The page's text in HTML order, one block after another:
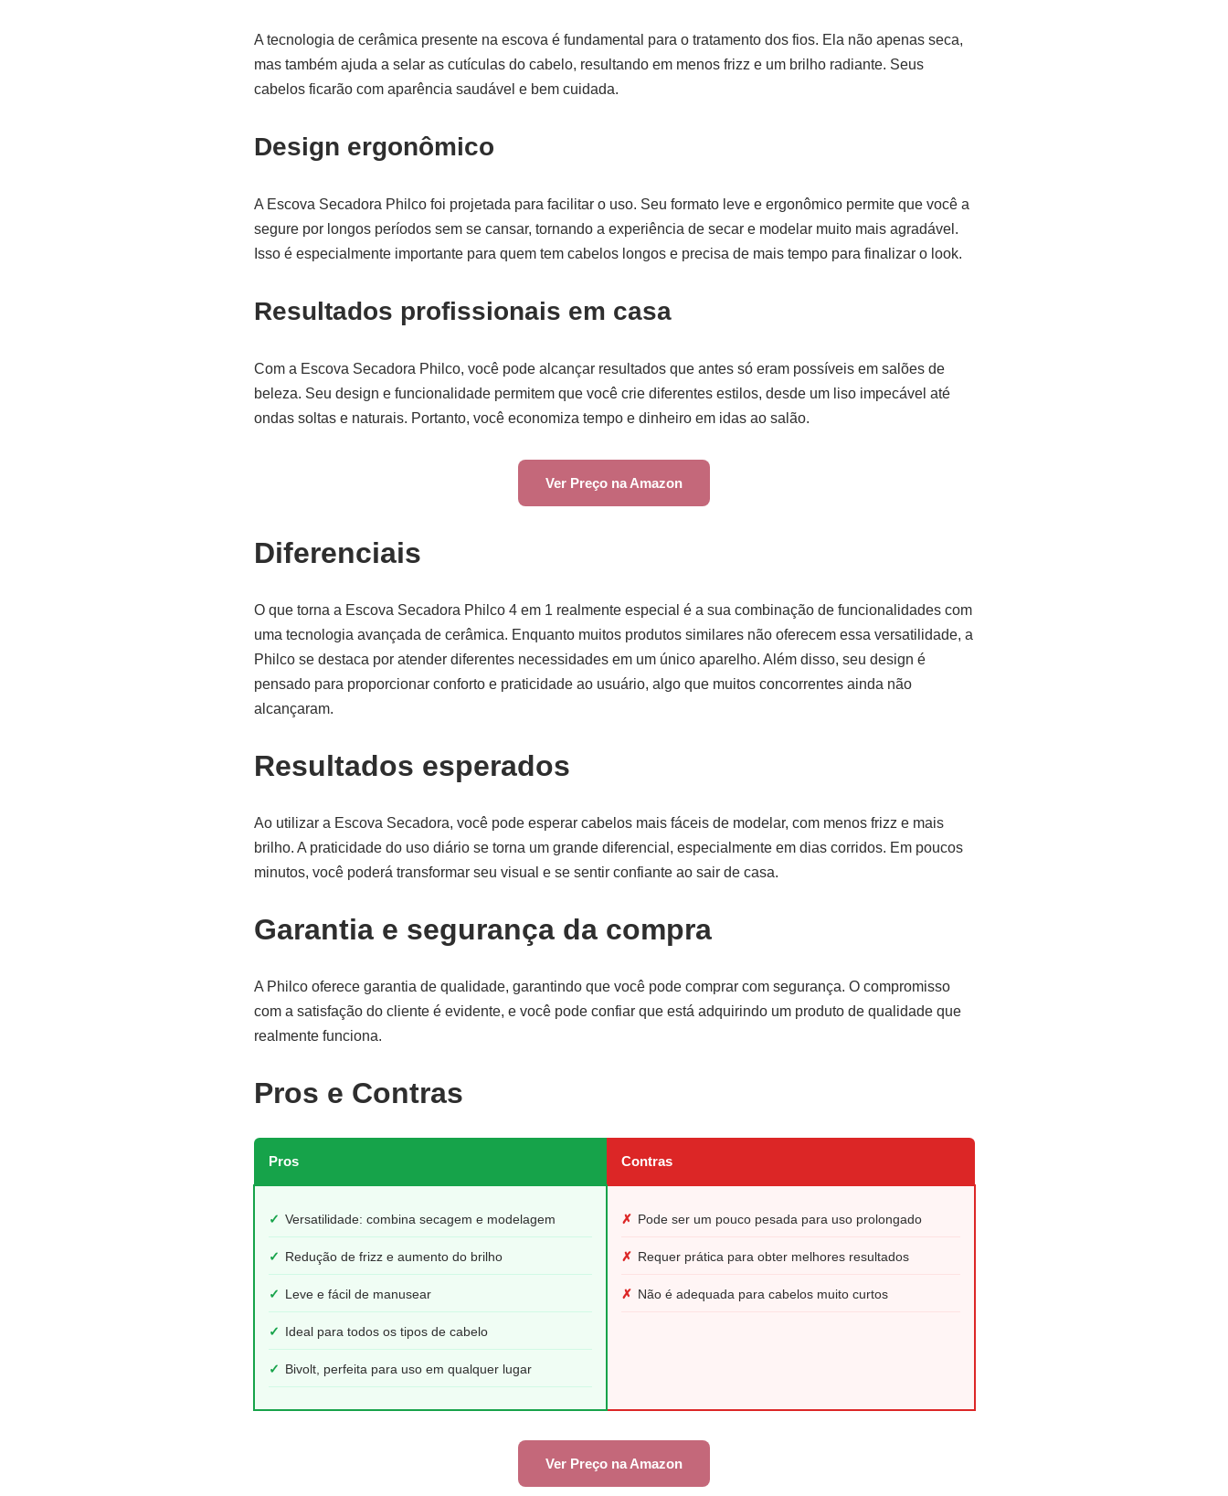
A tecnologia de cerâmica presente na escova é fundamental para o tratamento dos fios. Ela não apenas seca,
mas também ajuda a selar as cutículas do cabelo, resultando em menos frizz e um brilho radiante. Seus
cabelos ficarão com aparência saudável e bem cuidada.
Design ergonômico
A Escova Secadora Philco foi projetada para facilitar o uso. Seu formato leve e ergonômico permite que você a
segure por longos períodos sem se cansar, tornando a experiência de secar e modelar muito mais agradável.
Isso é especialmente importante para quem tem cabelos longos e precisa de mais tempo para finalizar o look.
Resultados profissionais em casa
Com a Escova Secadora Philco, você pode alcançar resultados que antes só eram possíveis em salões de
beleza. Seu design e funcionalidade permitem que você crie diferentes estilos, desde um liso impecável até
ondas soltas e naturais. Portanto, você economiza tempo e dinheiro em idas ao salão.
Ver Preço na Amazon
Diferenciais
O que torna a Escova Secadora Philco 4 em 1 realmente especial é a sua combinação de funcionalidades com
uma tecnologia avançada de cerâmica. Enquanto muitos produtos similares não oferecem essa versatilidade, a
Philco se destaca por atender diferentes necessidades em um único aparelho. Além disso, seu design é
pensado para proporcionar conforto e praticidade ao usuário, algo que muitos concorrentes ainda não
alcançaram.
Resultados esperados
Ao utilizar a Escova Secadora, você pode esperar cabelos mais fáceis de modelar, com menos frizz e mais
brilho. A praticidade do uso diário se torna um grande diferencial, especialmente em dias corridos. Em poucos
minutos, você poderá transformar seu visual e se sentir confiante ao sair de casa.
Garantia e segurança da compra
A Philco oferece garantia de qualidade, garantindo que você pode comprar com segurança. O compromisso
com a satisfação do cliente é evidente, e você pode confiar que está adquirindo um produto de qualidade que
realmente funciona.
Pros e Contras
Pros Contras
✓ Versatilidade: combina secagem e modelagem
✓ Redução de frizz e aumento do brilho
✓ Leve e fácil de manusear
✓ Ideal para todos os tipos de cabelo
✓ Bivolt, perfeita para uso em qualquer lugar
✗ Pode ser um pouco pesada para uso prolongado
✗ Requer prática para obter melhores resultados
✗ Não é adequada para cabelos muito curtos
Ver Preço na Amazon